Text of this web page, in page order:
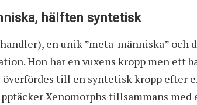
hälften syntetisk
en unik ”meta-människa” och
Hon har en vuxens kropp men ett
till en syntetisk kropp efter
Xenomorphs tillsammans med